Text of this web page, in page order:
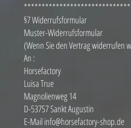
§7 Widerrufsformular
Muster-Widerrufsformular
(Wenn Sie den Vertrag widerrufen
An :
Horsefactory
Luisa True
Magnolienweg 14
D-53757 Sankt Augustin
E-Mail info@horsefactory-shop.de